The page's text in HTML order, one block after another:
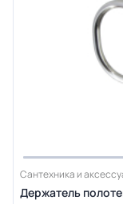
Сантехника и
Держатель